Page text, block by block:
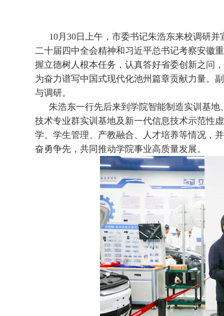
10月30日上午，市委书记朱浩东来校调研
二十届四中全会精神和习近平总书记考察安徽
握立德树人根本任务，认真答好省委创新之问
为奋力谱写中国式现代化池州篇章贡献力量。
与调研。
朱浩东一行先后来到学院智能制造实训基
技术专业群实训基地及新一代信息技术示范性
学、学生管理、产教融合、人才培养等情况，
奋勇争先，共同推动学院事业高质量发展。